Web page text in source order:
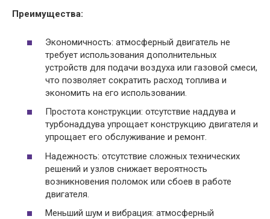
Преимущества:
Экономичность: атмосферный двигатель не
требует использования дополнительных
устройств для подачи воздуха или газовой смеси,
что позволяет сократить расход топлива и
экономить на его использовании.
Простота конструкции: отсутствие наддува и
турбонаддува упрощает конструкцию двигателя и
упрощает его обслуживание и ремонт.
Надежность: отсутствие сложных технических
решений и узлов снижает вероятность
возникновения поломок или сбоев в работе
двигателя.
Меньший шум и вибрация: атмосферный